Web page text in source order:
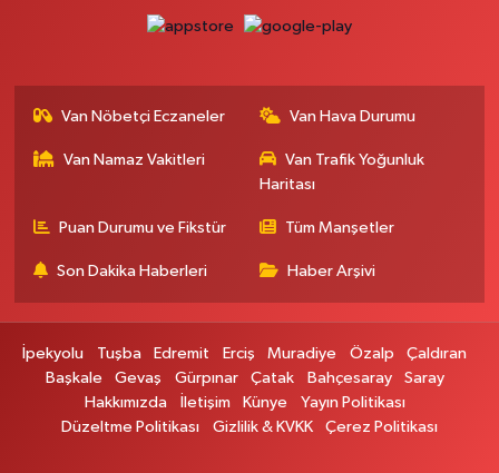
Ferhat Eczanesi
Akköprü mahallesi Beşyol mevkii sakatatçılar çarşısı altı şok market yanı
Gündüz Eczanesi
CUMHURİYET MAH. ATATÜRK CADDESİ NO:39 A
Merve Eczanesi
ZEYLAN CAD.BEKO BAYİ KARŞISI NO:13 MERVE ECZANESİ:ZEYLAN
Van Nöbetçi Eczaneler Van Hava Durumu
Van Namaz Vakitleri
Van Trafik Yoğunluk
Haritası
Puan Durumu ve Fikstür Tüm Manşetler
Son Dakika Haberleri Haber Arşivi
İpekyolu Tuşba Edremit Erciş Muradiye Özalp
Çaldıran
Başkale
Gevaş Gürpınar Çatak Bahçesaray
Saray
Hakkımızda
İletişim Künye
Yayın Politikası
Düzeltme Politikası
Gizlilik & KVKK Çerez Politikası